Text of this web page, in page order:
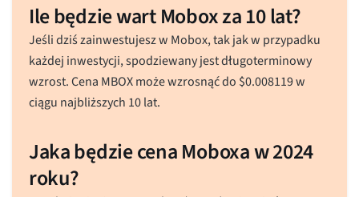
Ile będzie wart Mobox za 10 lat?
Jeśli dziś zainwestujesz w Mobox, tak jak w przypadku
każdej inwestycji, spodziewany jest długoterminowy
wzrost. Cena MBOX może wzrosnąć do $0.008119w
ciągu najbliższych 10 lat.
Jaka będzie cena Moboxa w 2024
roku?